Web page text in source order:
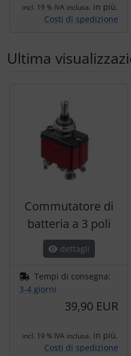
incl. 19 % IVA inclusa. in più.
Costi di spedizione
Ultima
Commutatore di
batteria a 3 poli
dettagli
Tempi di consegna:
3-4 giorni
39,90 EUR
incl. 19 % IVA inclusa. in più.
Costi di spedizione